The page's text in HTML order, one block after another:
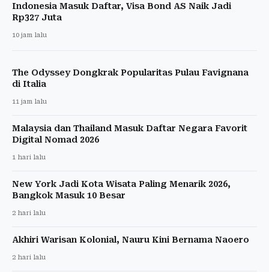
Indonesia Masuk Daftar, Visa Bond AS Naik Jadi
Rp327 Juta
10 jam lalu
The Odyssey Dongkrak Popularitas Pulau Favignana
di Italia
11 jam lalu
Malaysia dan Thailand Masuk Daftar Negara Favorit
Digital Nomad 2026
1 hari lalu
New York Jadi Kota Wisata Paling Menarik 2026,
Bangkok Masuk 10 Besar
2 hari lalu
Akhiri Warisan Kolonial, Nauru Kini Bernama Naoero
2 hari lalu